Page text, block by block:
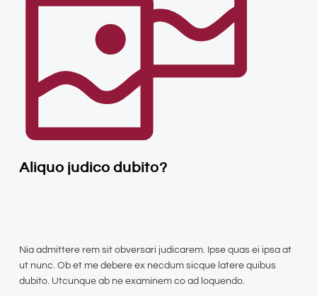
Aliquo judico dubito?
Nia admittere rem sit obversari judicarem. Ipse quas ei ipsa at
ut nunc. Ob et me debere ex necdum sicque latere quibus
dubito. Utcunque ab ne examinem co ad loquendo.